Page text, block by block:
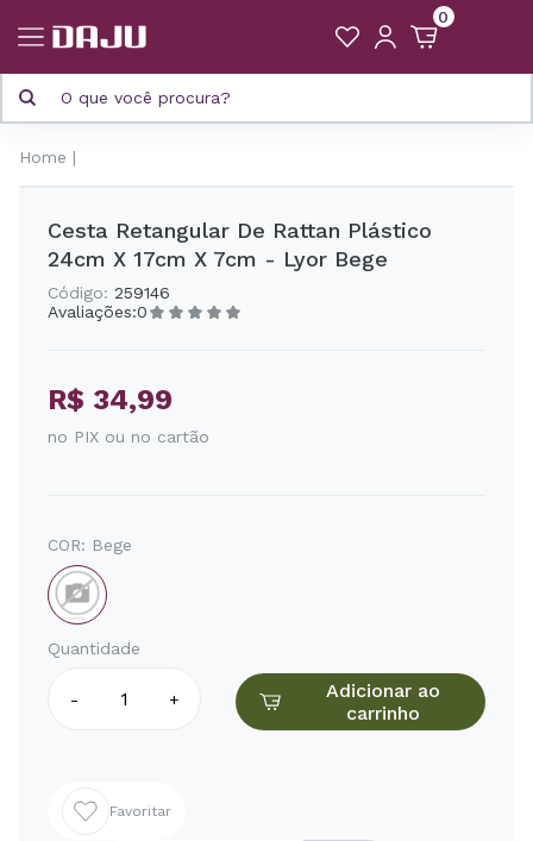
0
Home
Cesta Retangular De Rattan Plástico
24cm X 17cm X 7cm - Lyor Bege
Código: 259146
Avaliações:0
R$ 34,99
no PIX ou no cartão
COR: Bege
Quantidade
- +
Adicionar ao
carrinho
Favoritar